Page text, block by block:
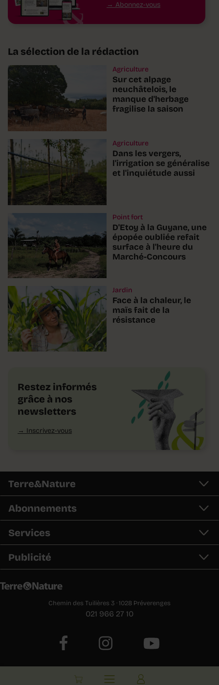
Abonnez-vous
La sélection de la rédaction
Agriculture
Sur cet alpage
neuchâtelois, le
manque d'herbage
fragilise la saison
Agriculture
Dans les vergers,
l'irrigation se généralise
et l'inquiétude aussi
Point fort
D'Etoy à la Guyane, une
épopée oubliée refait
surface à l'heure du
Marché-Concours
Jardin
Face à la chaleur, le
maïs fait de la
résistance
Restez informés
grâce à nos
newsletters
Inscrivez-vous
Terre&Nature
Abonnements
Services
Publicité
Chemin des Tuilières 3 · 1028 Préverenges
021 966 27 10